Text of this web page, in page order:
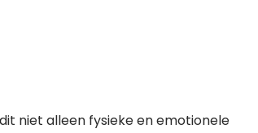
niet alleen fysieke en emotionele